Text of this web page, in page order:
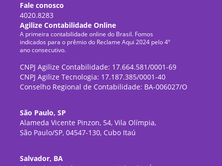
Fale conosco
4020.8283
Agilize Contabilidade Online
A primeira contabilidade online do Brasil. Fomos
indicados para o prêmio do Reclame Aqui 2024 pelo 4º
ano consecutivo.
CNPJ Agilize Contabilidade: 17.664.581/0001-69
CNPJ Agilize Tecnologia: 17.187.385/0001-40
Conselho Regional de Contabilidade: BA-006027/O
São Paulo, SP
Alameda Vicente Pinzon, 54, Vila Olímpia,
São Paulo/SP, 04547-130, Cubo Itaú
Salvador, BA